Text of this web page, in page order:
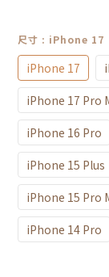
尺寸 : iPhone 17
iPhone 17
iPhone 17 Pro
iPhone 16 Pro
iPhone 15 Plus
iPhone 15 Pro
iPhone 14 Pro